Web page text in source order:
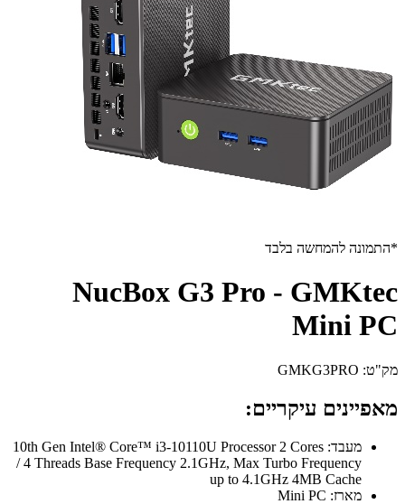
*התמונה להמחשה בלבד
NucBox G3 Pro - GMKtec
Mini PC
מק"ט: GMKG3PRO
מאפיינים עיקריים:
מעבד: 10th Gen Intel® Core™ i3-10110U Processor 2 Cores
/ 4 Threads Base Frequency 2.1GHz, Max Turbo Frequency
up to 4.1GHz 4MB Cache
מארז: